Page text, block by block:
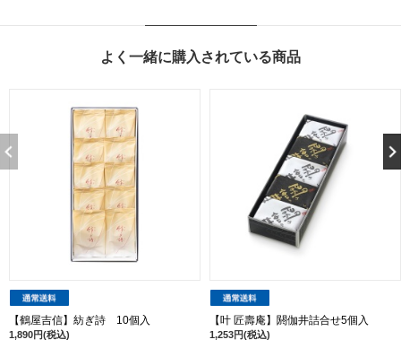
よく一緒に購入されている商品
【鶴屋吉信】紡ぎ詩 10個入
1,890円(税込)
【叶 匠壽庵】閼伽井詰合せ5個入
1,253円(税込)